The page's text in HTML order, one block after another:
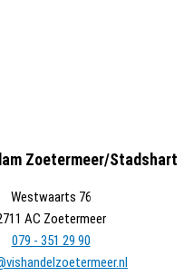
Zoetermeer/Stadshart
Westwaarts 76
AC Zoetermeer
079 - 351 29 90